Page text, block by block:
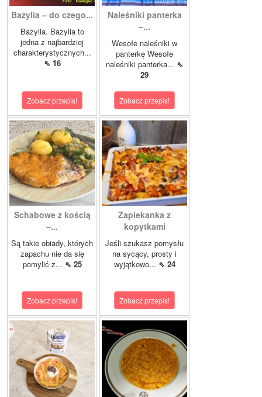
Bazylia – do czego...
Bazylia. Bazylia to
jedna z najbardziej
charakterystycznych...
⇖ 16
Zobacz przepis!
Naleśniki panterka
–...
Wesołe naleśniki w
panterkę Wesołe
naleśniki panterka... ⇖
29
Zobacz przepis!
Schabowe z kością
–...
Są takie obiady, których
zapachu nie da się
pomylić z... ⇖ 25
Zobacz przepis!
Zapiekanka z
kopytkami
Jeśli szukasz pomysłu
na sycący, prosty i
wyjątkowo... ⇖ 24
Zobacz przepis!